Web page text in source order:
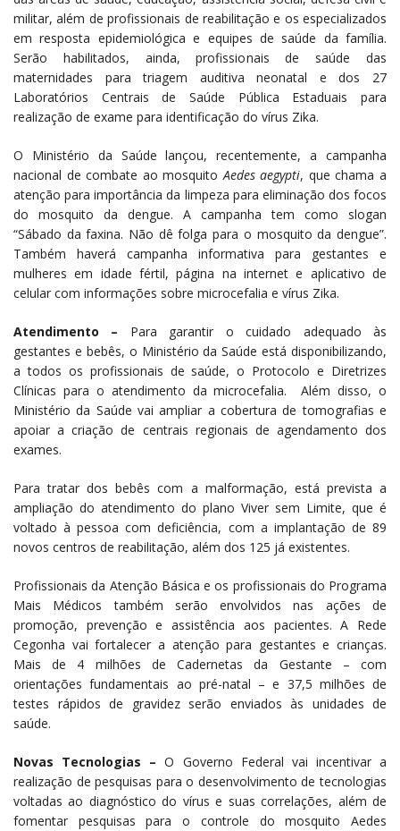
militar, além de profissionais de reabilitação e os especializados
em resposta epidemiológica e equipes de saúde da família.
Serão habilitados, ainda, profissionais de saúde das
maternidades para triagem auditiva neonatal e dos 27
Laboratórios Centrais de Saúde Pública Estaduais para
realização de exame para identificação do vírus Zika.
O Ministério da Saúde lançou, recentemente, a campanha
nacional de combate ao mosquitoAedes aegypti, que chama a
atenção para importância da limpeza para eliminação dos focos
do mosquito da dengue. A campanha tem como slogan
“Sábado da faxina. Não dê folga para o mosquito da dengue”.
Também haverá campanha informativa para gestantes e
mulheres em idade fértil, página na internet e aplicativo de
celular com informações sobre microcefalia e vírus Zika.
Atendimento – Para garantir o cuidado adequado às
gestantes e bebês, o Ministério da Saúde está disponibilizando,
a todos os profissionais de saúde, o Protocolo e Diretrizes
Clínicas para o atendimento da microcefalia. Além disso, o
Ministério da Saúde vai ampliar a cobertura de tomografias e
apoiar a criação de centrais regionais de agendamento dos
exames.
Para tratar dos bebês com a malformação, está prevista a
ampliação do atendimento do plano Viver sem Limite, que é
voltado à pessoa com deficiência, com a implantação de 89
novos centros de reabilitação, além dos 125 já existentes.
Profissionais da Atenção Básica e os profissionais do Programa
Mais Médicos também serão envolvidos nas ações de
promoção, prevenção e assistência aos pacientes. A Rede
Cegonha vai fortalecer a atenção para gestantes e crianças.
Mais de 4 milhões de Cadernetas da Gestante – com
orientações fundamentais ao pré-natal – e 37,5 milhões de
testes rápidos de gravidez serão enviados às unidades de
saúde.
Novas Tecnologias –O Governo Federal vai incentivar a
realização de pesquisas para o desenvolvimento de tecnologias
voltadas ao diagnóstico do vírus e suas correlações, além de
fomentar pesquisas para o controle do mosquito Aedes